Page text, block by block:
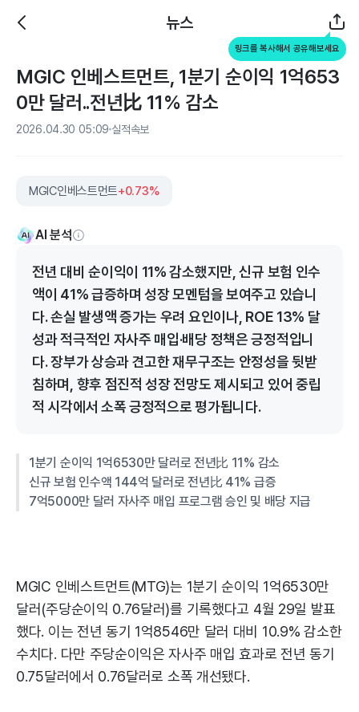
뉴스
링크를 복사해서 공유해보세요
MGIC 인베스트먼트, 1분기 순이익 1억653
0만 달러..전년比 11% 감소
2026.04.30 05:09 실적속보
MGIC인베스트먼트+0.73%
AI 분석
전년 대비 순이익이 11% 감소했지만, 신규 보험 인수
액이 41% 급증하며 성장 모멘텀을 보여주고 있습니
다. 손실 발생액 증가는 우려 요인이나, ROE 13% 달
성과 적극적인 자사주 매입·배당 정책은 긍정적입니
다. 장부가 상승과 견고한 재무구조는 안정성을 뒷받
침하며, 향후 점진적 성장 전망도 제시되고 있어 중립
적 시각에서 소폭 긍정적으로 평가됩니다.
1분기 순이익 1억6530만 달러로 전년比 11% 감소
신규 보험 인수액 144억 달러로 전년比 41% 급증
7억5000만 달러 자사주 매입 프로그램 승인 및 배당 지급
MGIC 인베스트먼트(MTG)는 1분기 순이익 1억6530만
달러(주당순이익 0.76달러)를 기록했다고 4월 29일 발표
했다. 이는 전년 동기 1억8546만 달러 대비 10.9% 감소한
수치다. 다만 주당순이익은 자사주 매입 효과로 전년 동기
0.75달러에서 0.76달러로 소폭 개선됐다.